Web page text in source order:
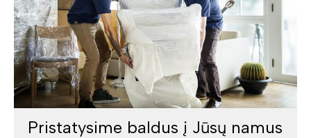
Pristatysime baldus į Jūsų namus